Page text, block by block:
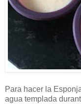
Para hacer la
agua templada